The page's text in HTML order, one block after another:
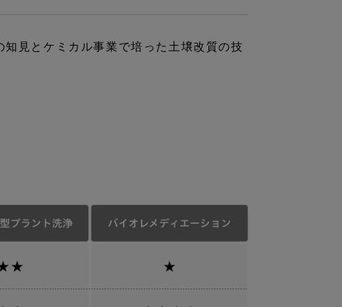
見とケミカル事業で培った土壌改質の技